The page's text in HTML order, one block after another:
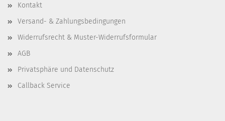
Kontakt
Versand- & Zahlungsbedingungen
Widerrufsrecht & Muster-Widerrufsformular
AGB
Privatsphäre und Datenschutz
Callback Service